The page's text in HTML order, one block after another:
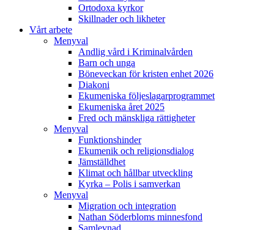
Ortodoxa kyrkor
Skillnader och likheter
Vårt arbete
Menyval
Andlig vård i Kriminalvården
Barn och unga
Böneveckan för kristen enhet 2026
Diakoni
Ekumeniska följeslagarprogrammet
Ekumeniska året 2025
Fred och mänskliga rättigheter
Menyval
Funktionshinder
Ekumenik och religionsdialog
Jämställdhet
Klimat och hållbar utveckling
Kyrka – Polis i samverkan
Menyval
Migration och integration
Nathan Söderbloms minnesfond
Samlevnad